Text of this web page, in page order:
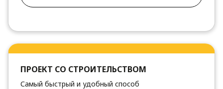
ПРОЕКТ СО СТРОИТЕЛЬСТВОМ
Самый быстрый и удобный способ